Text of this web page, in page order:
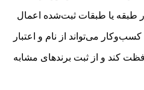
در طبقه یا طبقات ثبت‌شده اعمال
می‌تواند از نام و اعتبار
کند و از ثبت برندهای مشابه